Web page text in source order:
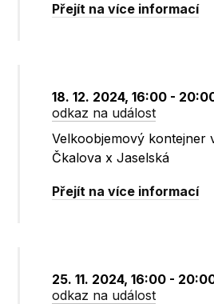
Přejít na více informací
18. 12. 2024, 16:00 -
odkaz na událost
Velkoobjemový kontejner
Čkalova x Jaselská
Přejít na více informací
25. 11. 2024, 16:00 -
odkaz na událost